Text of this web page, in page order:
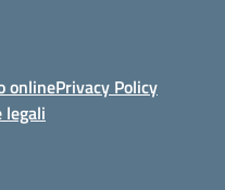
onlinePrivacy Policy
legali